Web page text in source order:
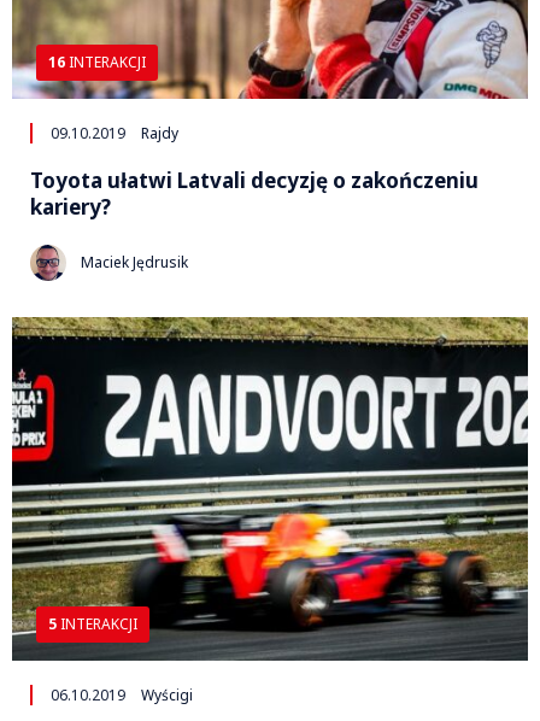
16 INTERAKCJI
09.10.2019 Rajdy
Toyota ułatwi Latvali decyzję o zakończeniu
kariery?
Maciek Jędrusik
5 INTERAKCJI
06.10.2019 Wyścigi